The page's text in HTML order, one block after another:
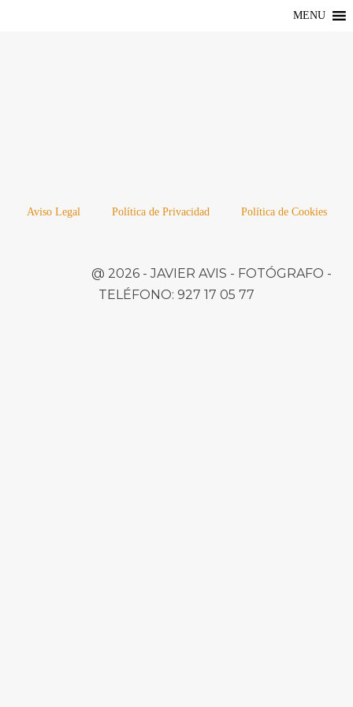
MENU
Aviso Legal Política de Privacidad Política de Cookies
@ 2026 -JAVIER AVIS - FOTÓGRAFO -
TELÉFONO: 927 17 05 77